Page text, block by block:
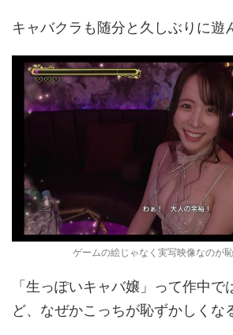
キャバクラも随分と久しぶりに遊
ゲームの絵じゃなく実写映像なのが恥
「生っぽいキャバ嬢」って作中で
ど、なぜかこっちが恥ずかしくな